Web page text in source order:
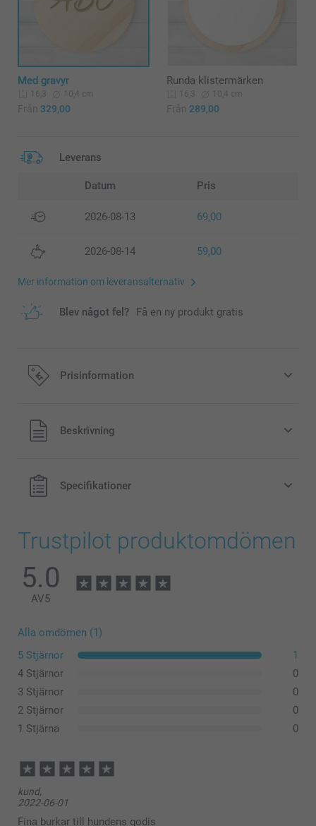
Med gravyr
16,3 10,4 cm
Från 329,00
Runda klistermärken
16,3 10,4 cm
Från 289,00
Leverans
Datum Pris
2026-08-13 69,00
2026-08-14 59,00
Mer information om leveransalternativ
Blev något fel? Få en ny produkt gratis
Prisinformation
Alla priser är i svenska kronor (SEK), inklusive moms och
exklusive porto.
Beskrivning
Specifikationer
Den större burkens mått:
Trustpilot produktomdömen
5.0
AV5
Alla omdömen (1)
5 Stjärnor
1
4 Stjärnor
0
3 Stjärnor
0
2 Stjärnor
0
1 Stjärna
0
kund,
2022-06-01
Fina burkar till hundens godis